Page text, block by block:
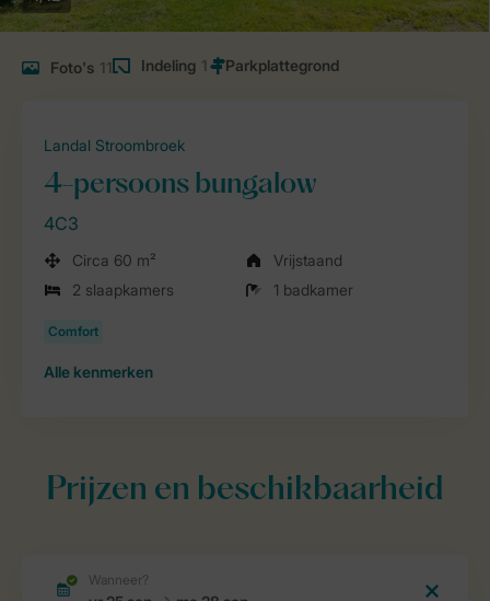
Foto's 11 Indeling 1
Landal Stroombroek
4-persoons bungalow
4C3
Circa 60 m²
Vrijstaand
2 slaapkamers
1 badkamer
Alle kenmerken
Prijzen en beschikbaarheid